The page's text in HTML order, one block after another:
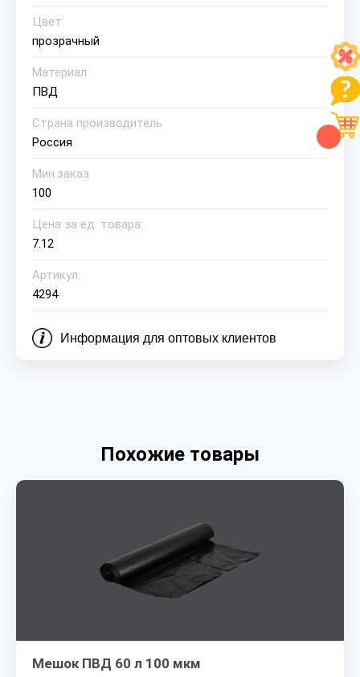
Цвет
прозрачный
Материал
ПВД
Страна производитель
Россия
Мин.заказ
100
Цена за ед. товара:
7.12
Артикул:
4294
Информация для оптовых клиентов
Похожие товары
Мешок ПВД 60 л 100 мкм